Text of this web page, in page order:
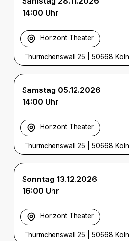
14:00 Uhr
Horizont Theater
Thürmchenswall 25 50668 Köln
Samstag 05.12.2026
14:00 Uhr
Horizont Theater
Thürmchenswall 25 50668 Köln
Sonntag 13.12.2026
16:00 Uhr
Horizont Theater
Thürmchenswall 25 50668 Köln